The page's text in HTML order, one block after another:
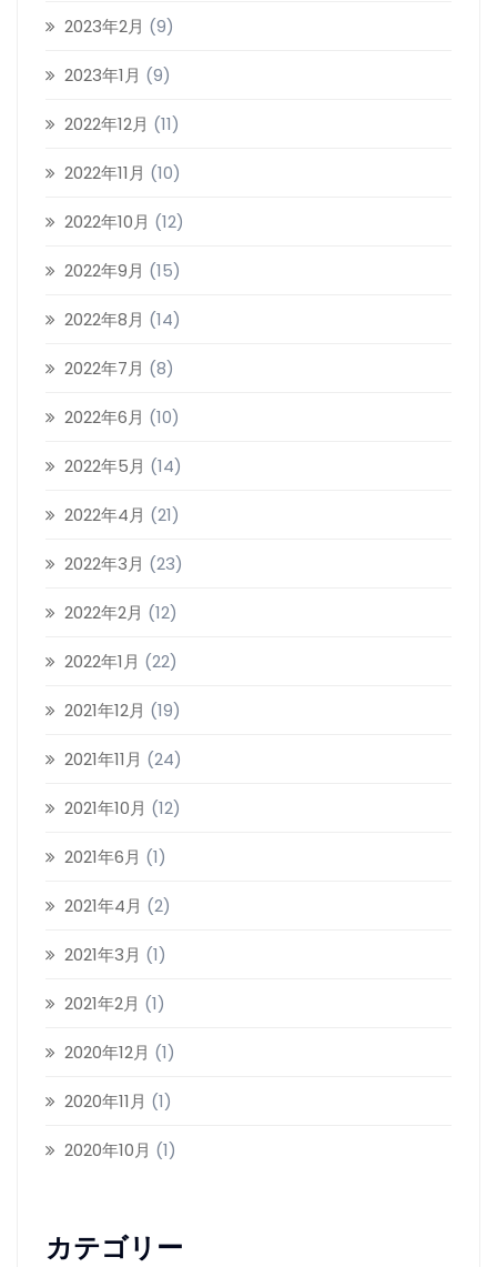
2023年2月 (9)
2023年1月 (9)
2022年12月 (11)
2022年11月 (10)
2022年10月 (12)
2022年9月 (15)
2022年8月 (14)
2022年7月 (8)
2022年6月 (10)
2022年5月 (14)
2022年4月 (21)
2022年3月 (23)
2022年2月 (12)
2022年1月 (22)
2021年12月 (19)
2021年11月 (24)
2021年10月 (12)
2021年6月 (1)
2021年4月 (2)
2021年3月 (1)
2021年2月 (1)
2020年12月 (1)
2020年11月 (1)
2020年10月 (1)
カテゴリー